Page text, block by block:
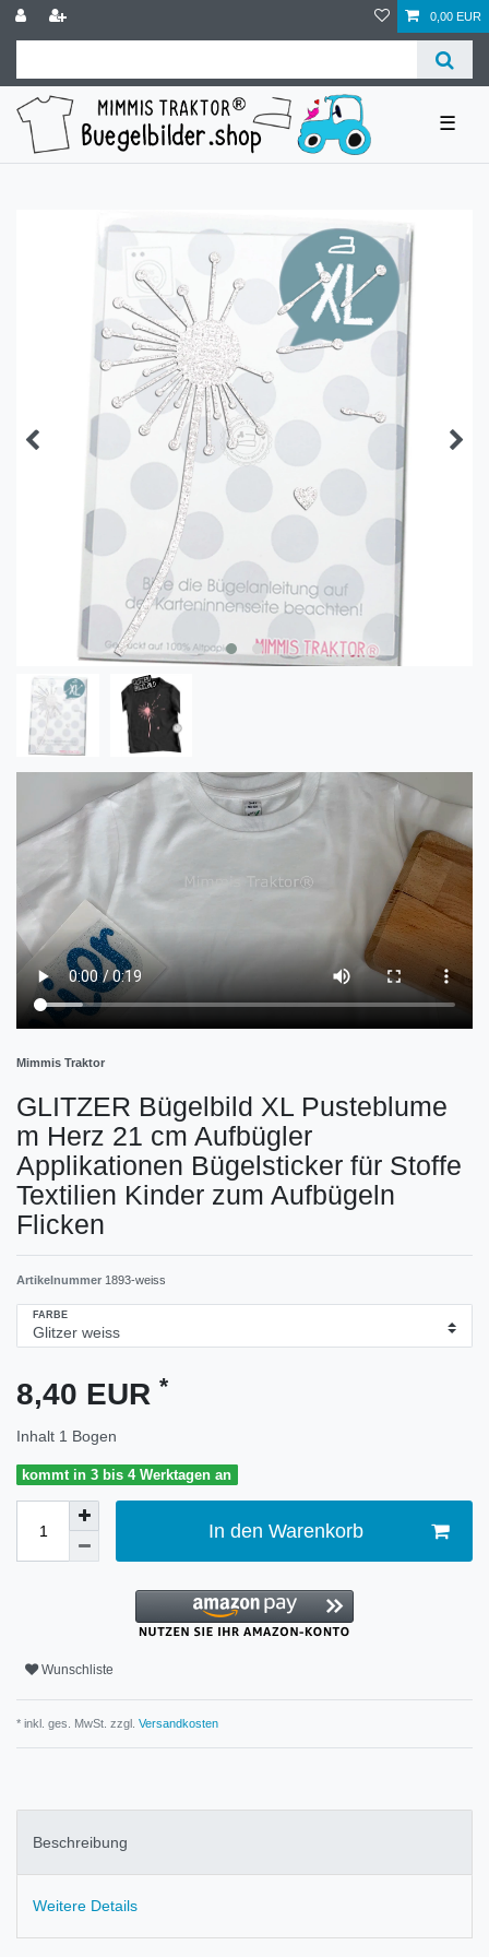
0,00 EUR
☰
Mimmis Traktor
GLITZER Bügelbild XL Pusteblume
m Herz 21 cm Aufbügler
Applikationen Bügelsticker für Stoffe
Textilien Kinder zum Aufbügeln
Flicken
Artikelnummer 1893-weiss
FARBE
8,40 EUR *
Inhalt 1 Bogen
kommt in 3 bis 4 Werktagen an
In den Warenkorb
Wunschliste
* inkl. ges. MwSt. zzgl. Versandkosten
Beschreibung
Weitere Details